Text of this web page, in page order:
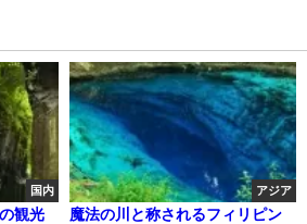
国内
観光
アジア
魔法の川と称されるフィリピン